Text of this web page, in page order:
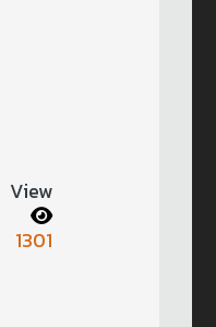
View
1301